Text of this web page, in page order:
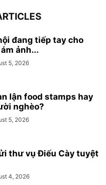
đang tiếp tay cho
ảnh...
5, 2026
lận food stamps hay
nghèo?
5, 2026
thư vụ Điếu Cày tuyệt
4, 2026